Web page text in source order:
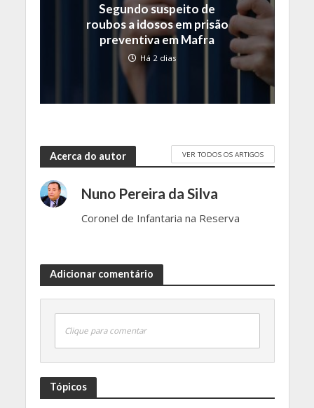
Segundo suspeito de
roubos a idosos em prisão
preventiva em Mafra
Há 2 dias
Acerca do autor VER TODOS OS ARTIGOS
Nuno Pereira da Silva
Coronel de Infantaria na Reserva
Adicionar comentário
Clique para comentar
Tópicos